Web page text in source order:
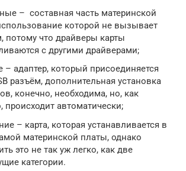
– составная часть материнской
которой не вызывает
потому что драйверы карты
с другими драйверами;
– адаптер, который присоединяется
разъём, дополнительная установка
конечно, необходима, но, как
происходит автоматически;
– карта, которая устанавливается в
материнской платы, однако
это не так уж легко, как две
категории.